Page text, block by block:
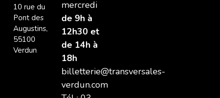
10 rue du
Pont des
Augustins,
55100
Verdun
mercredi
de 9h à
12h30 et
de 14h à
18h
billetterie@transversales-
verdun.com